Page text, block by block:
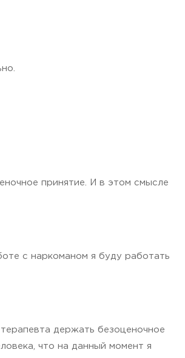
принятие. И в этом смысле
с наркоманом я буду работать
держать безоценочное
что на данный момент я